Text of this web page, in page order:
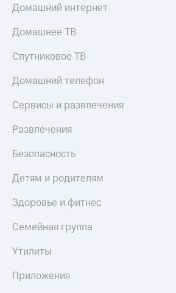
Домашний интернет
Домашнее ТВ
Спутниковое ТВ
Домашний телефон
Сервисы и развлечения
Развлечения
Безопасность
Детям и родителям
Здоровье и фитнес
Семейная группа
Утилиты
Приложения